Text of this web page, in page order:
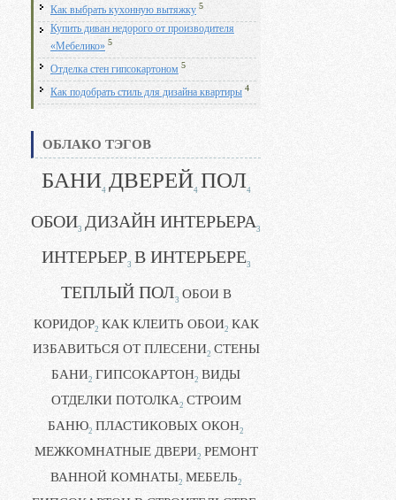
Как выбрать кухонную вытяжку 5
Купить диван недорого от производителя
«Мебелико» 5
Отделка стен гипсокартоном 5
Как подобрать стиль для дизайна квартиры 4
ОБЛАКО ТЭГОВ
БАНИ4 ДВЕРЕЙ4 ПОЛ4
ОБОИ3 ДИЗАЙН ИНТЕРЬЕРА3
ИНТЕРЬЕР3 В ИНТЕРЬЕРЕ3
ТЕПЛЫЙ ПОЛ3 ОБОИ В
КОРИДОР2 КАК КЛЕИТЬ ОБОИ2 КАК
ИЗБАВИТЬСЯ ОТ ПЛЕСЕНИ2 СТЕНЫ
БАНИ2 ГИПСОКАРТОН2 ВИДЫ
ОТДЕЛКИ ПОТОЛКА2 СТРОИМ
БАНЮ2 ПЛАСТИКОВЫХ ОКОН2
МЕЖКОМНАТНЫЕ ДВЕРИ2 РЕМОНТ
ВАННОЙ КОМНАТЫ2 МЕБЕЛЬ2